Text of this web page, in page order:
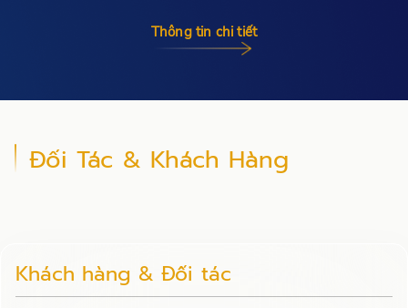
Thông tin chi tiết
Đối Tác & Khách Hàng
Khách hàng & Đối tác